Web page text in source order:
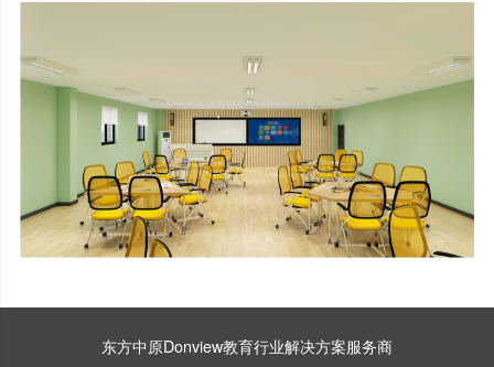
东方中原Donview教育行业解决方案服务商